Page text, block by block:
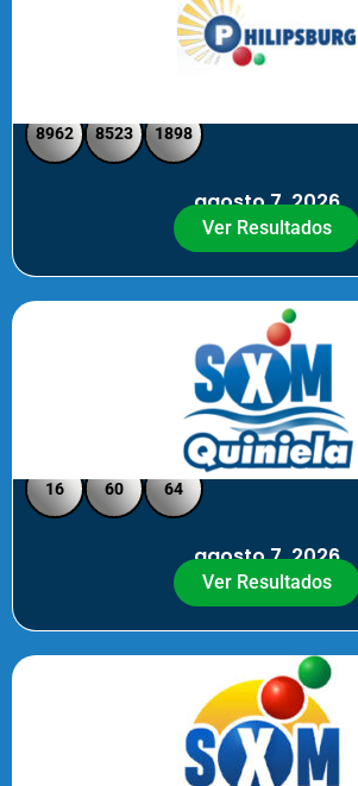
8962 8523 1898
agosto 7, 2026
Ver Resultados
Quiniela SXM - Noche
16 60 64
agosto 7, 2026
Ver Resultados